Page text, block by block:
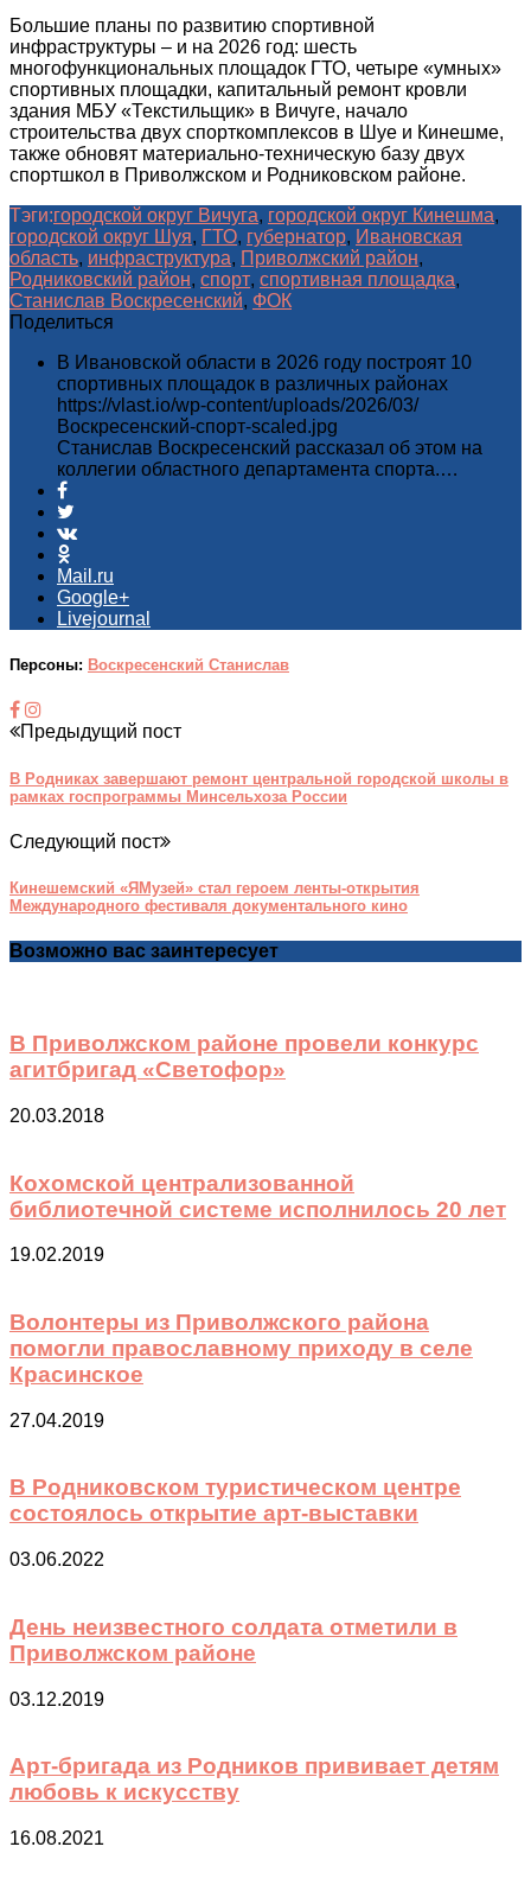
Большие планы по развитию спортивной
инфраструктуры – и на 2026 год: шесть
многофункциональных площадок ГТО, четыре «умных»
спортивных площадки, капитальный ремонт кровли
здания МБУ «Текстильщик» в Вичуге, начало
строительства двух спорткомплексов в Шуе и Кинешме,
также обновят материально-техническую базу двух
спортшкол в Приволжском и Родниковском районе.
Тэги:городской округ Вичуга, городской округ Кинешма,
городской округ Шуя, ГТО, губернатор, Ивановская
область, инфраструктура, Приволжский район,
Родниковский район, спорт, спортивная площадка,
Станислав Воскресенский, ФОК
Поделиться
В Ивановской области в 2026 году построят 10
спортивных площадок в различных районах
https://vlast.io/wp-content/uploads/2026/03/
Воскресенский-спорт-scaled.jpg
Станислав Воскресенский рассказал об этом на
коллегии областного департамента спорта.…
Mail.ru
Google+
Livejournal
Персоны: Воскресенский Станислав
Предыдущий пост
В Родниках завершают ремонт центральной городской школы в
рамках госпрограммы Минсельхоза России
Следующий пост
Кинешемский «ЯМузей» стал героем ленты-открытия
Международного фестиваля документального кино
Возможно вас заинтересует
В Приволжском районе провели конкурс
агитбригад «Светофор»
20.03.2018
Кохомской централизованной
библиотечной системе исполнилось 20 лет
19.02.2019
Волонтеры из Приволжского района
помогли православному приходу в селе
Красинское
27.04.2019
В Родниковском туристическом центре
состоялось открытие арт-выставки
03.06.2022
День неизвестного солдата отметили в
Приволжском районе
03.12.2019
Арт-бригада из Родников прививает детям
любовь к искусству
16.08.2021